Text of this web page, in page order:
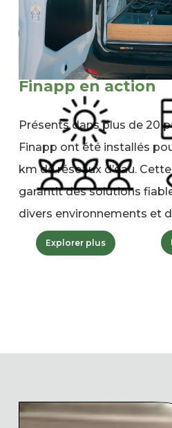
Finapp en action
Présents dans plus de 20
Finapp ont été installés
km de réseaux d’eau.
garantit des solutions
divers environnements et
Explorer plus